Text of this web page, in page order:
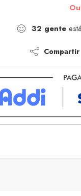
32 gente
Compartir